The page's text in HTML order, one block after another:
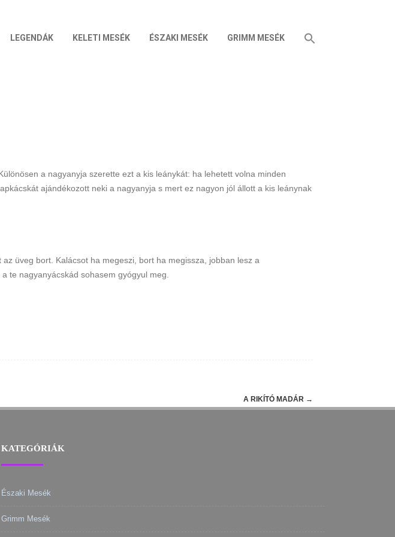
LEGENDÁK KELETI MESÉK ÉSZAKI MESÉK GRIMM MESÉK
a nagyanyja szerette ezt a kis leánykát: ha lehetett volna minden
ajándékozott neki a nagyanyja s mert ez nagyon jól állott a kis leánynak
üveg bort. Kalácsot ha megeszi, bort ha megissza, jobban lesz a
te nagyanyácskád sohasem gyógyul meg.
A RIKÍTÓ MADÁR →
KATEGÓRIÁK
Északi Mesék
Grimm Mesék